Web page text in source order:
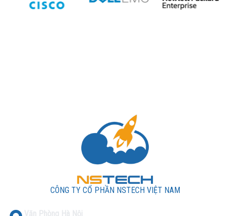
CÔNG TY CỔ PHẦN NSTECH VIỆT NAM